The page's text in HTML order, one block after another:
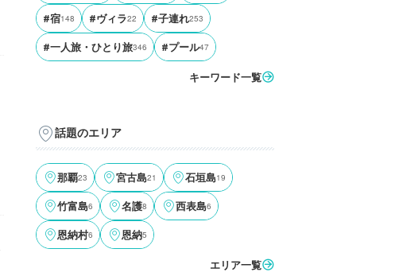
#宿148 #ヴィラ22 #子連れ253
#一人旅・ひとり旅346 #プール47
キーワード一覧
話題のエリア
那覇23 宮古島21 石垣島19
竹富島6 名護8 西表島6
恩納村6 恩納5
エリア一覧